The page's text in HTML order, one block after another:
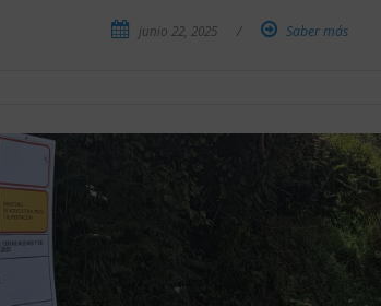
junio 22, 2025 / Saber más